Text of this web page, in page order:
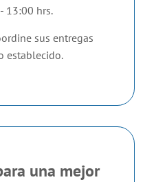
13:00 hrs.
sus entregas
establecido.
una mejor